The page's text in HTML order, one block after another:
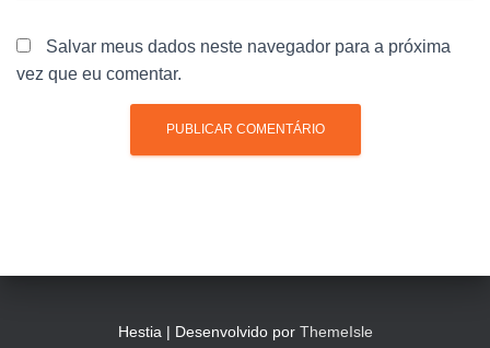
Salvar meus dados neste navegador para a próxima
vez que eu comentar.
Hestia | Desenvolvido por ThemeIsle